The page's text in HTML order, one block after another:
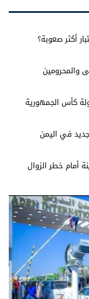
أكثر صعوبة؟
أمام خطر الزوال